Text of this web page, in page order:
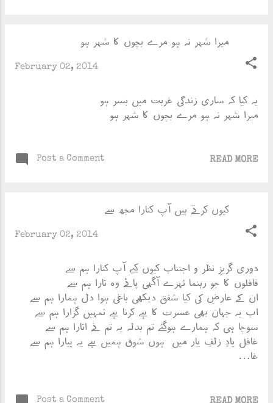
میرا شہر نہ ہو مرے بچوں کا شہر ہو
February 02, 2014
یہ کیا کہ ساری زندگی غربت میں بسر ہو
میرا شہر نہ ہو مرے بچوں کا شہر ہو
Post a Comment READ MORE
کیوں کرتے ہیں آپ کنارا مجھ سے
February 02, 2014
دوری گریزِ نظر و اجتناب کیوں کیٰے آپ کنارا ہم سے
قافلوں کا جو رہنما ٹہرے آگہی پائے وہ تارا ہم سے
ان کے عارضِ کی کیا شفق دیکھی باغی ہوا دل ہمارا ہم سے
اب یہ جہان بھی عسرت کا ہے کرنا ہے تمہیں گزارا ہم سے
سوچا ہی کہ ہمارے ہوگئے تم بدلہ یہ تم نے اتارا ہم سے
غافل یادِ زلفِ یار میں ہوں شوق ہمیں ہے یہ پیارا ہم سے
غا…
Post a Comment